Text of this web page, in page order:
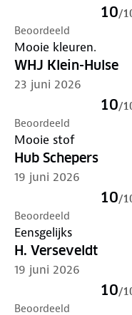
10/
Beoordeeld
Mooie kleuren.
WHJ Klein-Hulse
23 juni 2026
10/
Beoordeeld
Mooie stof
Hub Schepers
19 juni 2026
10/
Beoordeeld
Eensgelijks
H. Verseveldt
19 juni 2026
10/
Beoordeeld